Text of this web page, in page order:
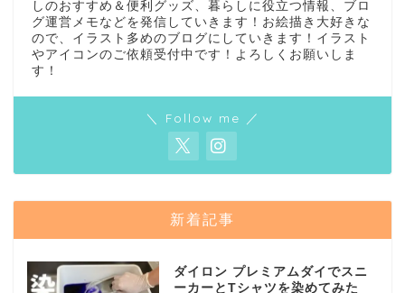
しのおすすめ＆便利グッズ、暮らしに役立つ情報、ブロ
グ運営メモなどを発信していきます！お絵描き大好きな
ので、イラスト多めのブログにしていきます！イラスト
やアイコンのご依頼受付中です！よろしくお願いしま
す！
＼ Follow me ／
新着記事
ダイロン プレミアムダイでスニ
ーカーとTシャツを染めてみた